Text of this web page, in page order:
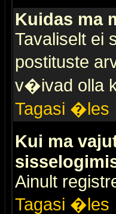
Kuidas ma
Tavaliselt ei
postituste
v�ivad olla
Tagasi �les
Kui ma
Ainult
Tagasi �les